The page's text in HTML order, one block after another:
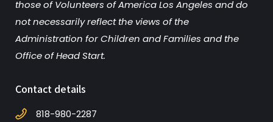
those of Volunteers of America Los Angeles and do
not necessarily reflect the views of the
Administration for Children and Families and the
Office of Head Start.
Contact details
818-980-2287